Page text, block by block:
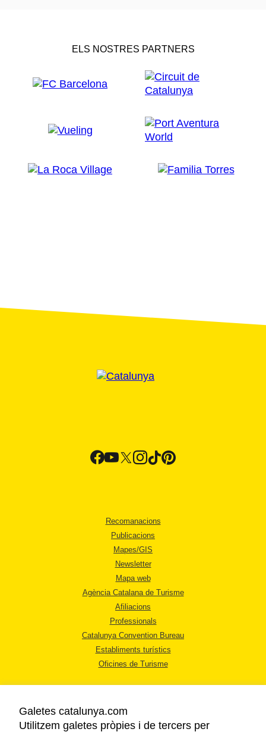
ELS NOSTRES PARTNERS
Recomanacions
Publicacions
Mapes/GIS
Newsletter
Mapa web
Agència Catalana de Turisme
Afiliacions
Professionals
Catalunya Convention Bureau
Establiments turístics
Oficines de Turisme
Galetes catalunya.com
Utilitzem galetes pròpies i de tercers per